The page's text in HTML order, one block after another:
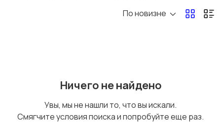
IT, интернет, телеком
По новизне
Ничего не найдено
Увы, мы не нашли то, что вы искали.
Смягчите условия поиска и попробуйте еще раз.